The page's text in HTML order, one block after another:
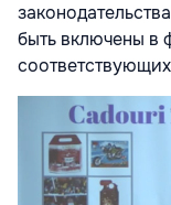
быть включены в